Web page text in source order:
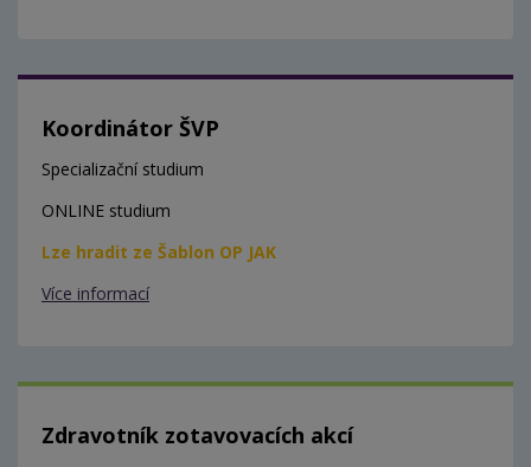
Koordinátor ŠVP
Specializační studium
ONLINE studium
Lze hradit ze Šablon OP JAK
Více informací
Zdravotník zotavovacích akcí